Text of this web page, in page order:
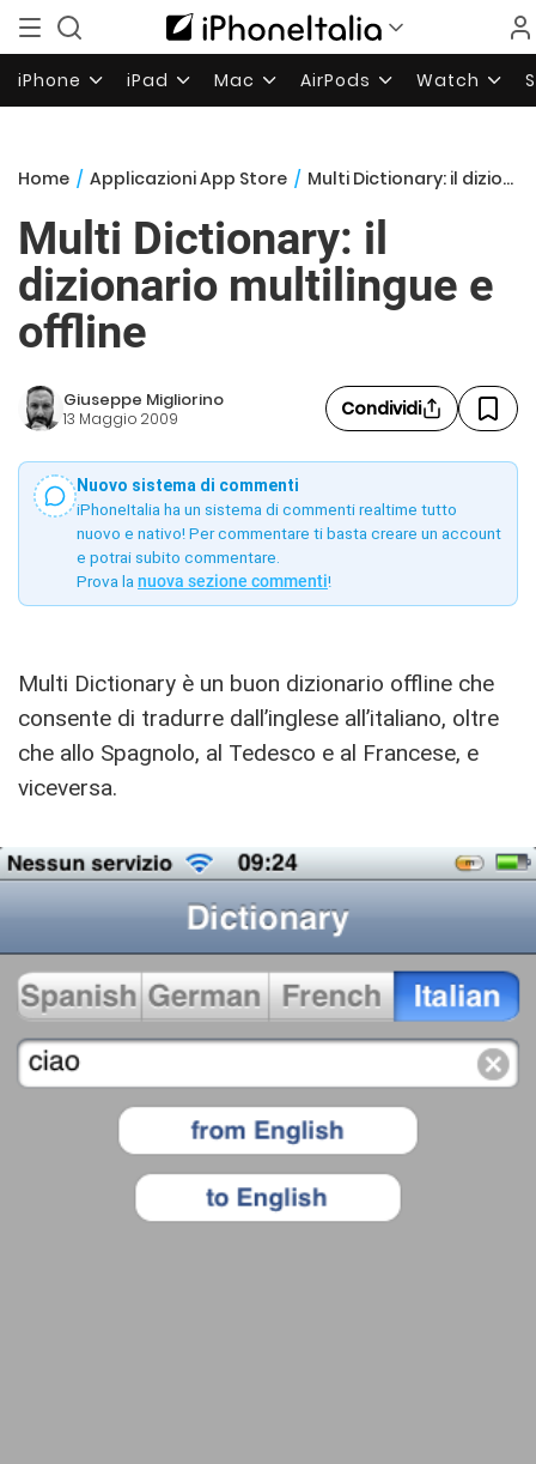
iPhone iPad Mac AirPods Watch
Home / Applicazioni App Store / Multi Dictionary: il dizionario multilingue e offline
Multi Dictionary: il
dizionario multilingue e
offline
Giuseppe Migliorino
13 Maggio 2009 Condividi
Nuovo sistema di commenti
iPhoneItalia ha un sistema di commenti realtime tutto
nuovo e nativo! Per commentare ti basta creare un account
e potrai subito commentare.
Prova la nuova sezione commenti!
Multi Dictionary è un buon dizionario offline che
consente di tradurre dall’inglese all’italiano, oltre
che allo Spagnolo, al Tedesco e al Francese, e
viceversa.